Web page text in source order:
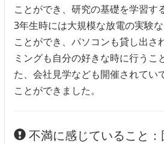
ことができ、研究の基礎を学習す
3年生時には大規模な放電の実験
ことができ、パソコンも貸し出さ
ミングも自分の好きな時に行うこ
た、会社見学なども開催されてい
ことができました。
不満に感じていること